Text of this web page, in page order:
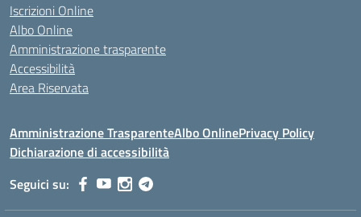
Iscrizioni Online
Albo Online
Amministrazione trasparente
Accessibilità
Area Riservata
Amministrazione TrasparenteAlbo OnlinePrivacy Policy
Dichiarazione di accessibilità
Seguici su: